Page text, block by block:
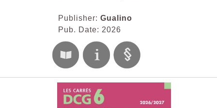
Publisher: Gualino
Pub. Date: 2026